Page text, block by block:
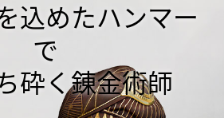
込めたハンマー
で
砕く錬金術師